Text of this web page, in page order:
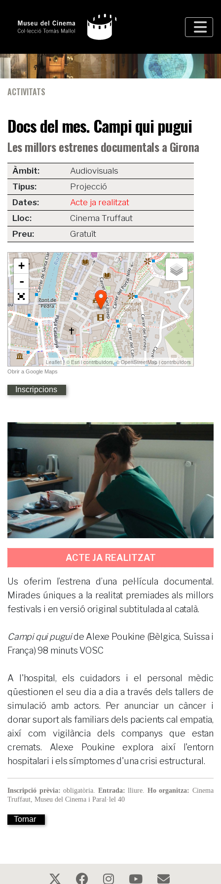
ACTIVITATS
Docs del mes. Campi qui pugui
Les millors estrenes documentals a Girona
Àmbit:
Audiovisuals
Tipus:
Projecció
Dates:
Acte ja realitzat
Lloc:
Cinema Truffaut
Preu:
Gratuït
Inscripcions
ACTE JA REALITZAT
Us oferim l’estrena d’una pel·lícula documental.
Mirades úniques a la realitat premiades als millors
festivals i en versió original subtitulada al català.
Campi qui puguide Alexe Poukine (Bèlgica, Suïssa i
França) 98 minuts VOSC
A l'hospital, els cuidadors i el personal mèdic
qüestionen el seu dia a dia a través dels tallers de
simulació amb actors. Per anunciar un càncer i
donar suport als familiars dels pacients cal empatia,
així com vigilància dels companys que estan
cremats. Alexe Poukine explora així l'entorn
hospitalari i els símptomes d'una crisi estructural.
Inscripció prèvia: obligatòria. Entrada: lliure. Ho organitza: Cinema
Truffaut, Museu del Cinema i Paral·lel 40
Tornar